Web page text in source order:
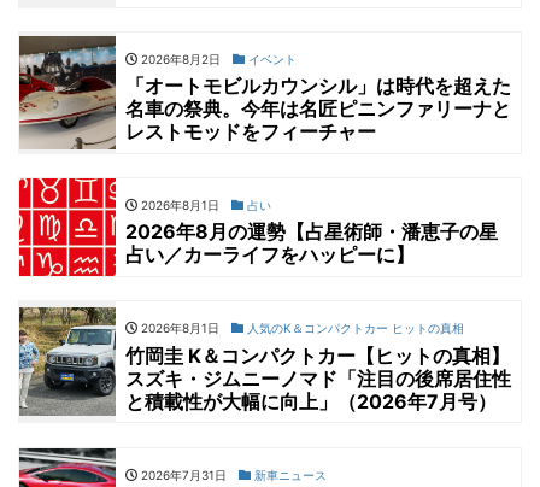
2026年8月2日 イベント
「オートモビルカウンシル」は時代を超えた
名車の祭典。今年は名匠ピニンファリーナと
レストモッドをフィーチャー
2026年8月1日 占い
2026年8月の運勢【占星術師・潘恵子の星
占い／カーライフをハッピーに】
2026年8月1日 人気のK＆コンパクトカー ヒットの真相
竹岡圭 K＆コンパクトカー【ヒットの真相】
スズキ・ジムニーノマド「注目の後席居住性
と積載性が大幅に向上」（2026年7月号）
2026年7月31日 新車ニュース